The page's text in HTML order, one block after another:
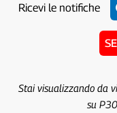
Ricevi le notifiche
Stai visualizzando da
su